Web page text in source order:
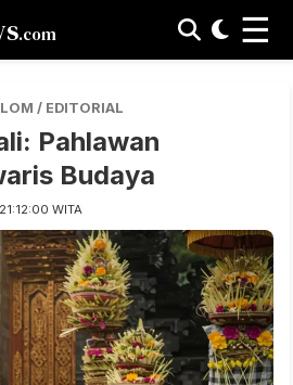
.com ☰
/ EDITORIAL
Pahlawan
Budaya
WITA